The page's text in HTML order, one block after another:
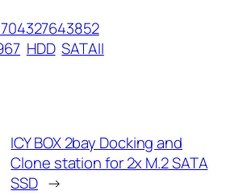
HDD SATAII
ICY BOX 2bay Docking and
Clone station for 2x M.2 SATA
SSD →